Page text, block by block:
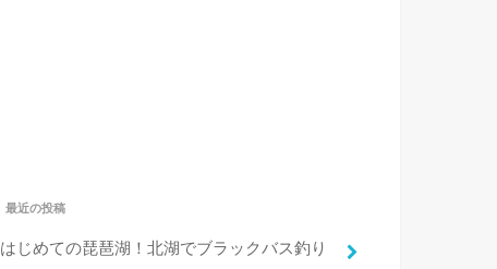
最近の投稿
はじめての琵琶湖！北湖でブラックバス釣り